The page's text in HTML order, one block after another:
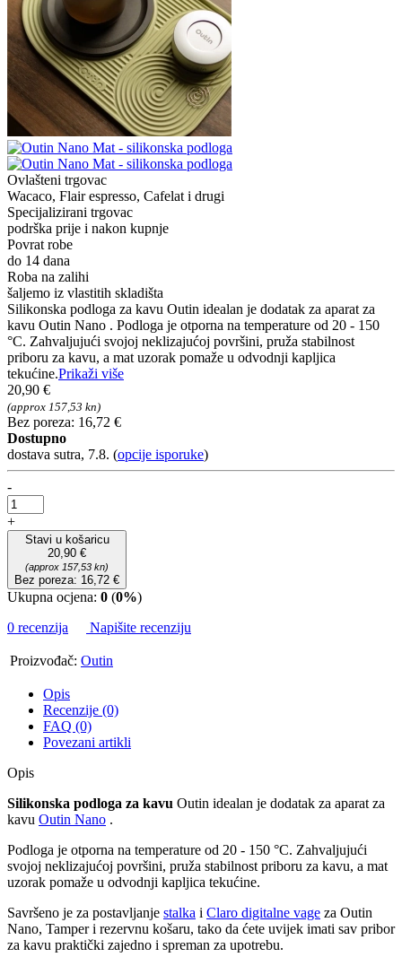
Ovlašteni trgovac
Wacaco, Flair espresso, Cafelat i drugi
Specijalizirani trgovac
podrška prije i nakon kupnje
Povrat robe
do 14 dana
Roba na zalihi
šaljemo iz vlastitih skladišta
Silikonska podloga za kavu Outin idealan je dodatak za aparat za
kavu Outin Nano . Podloga je otporna na temperature od 20 - 150
°C. Zahvaljujući svojoj neklizajućoj površini, pruža stabilnost
priboru za kavu, a mat uzorak pomaže u odvodnji kapljica
tekućine.Prikaži više
20,90 €
(approx 157,53 kn)
Bez poreza: 16,72 €
Dostupno
dostava sutra, 7.8. (opcije isporuke)
-
+
Stavi u košaricu
20,90 €
(approx 157,53 kn)
Bez poreza: 16,72 €
Ukupna ocjena: 0 (0%)
0 recenzija
Napišite recenziju
Proizvođač: Outin
Opis
Recenzije (0)
FAQ (0)
Povezani artikli
Opis
Silikonska podloga za kavu Outin idealan je dodatak za aparat za
kavu Outin Nano .
Podloga je otporna na temperature od 20 - 150 °C. Zahvaljujući
svojoj neklizajućoj površini, pruža stabilnost priboru za kavu, a mat
uzorak pomaže u odvodnji kapljica tekućine.
Savršeno je za postavljanje stalka i Claro digitalne vage za Outin
Nano, Tamper i rezervnu košaru, tako da ćete uvijek imati sav pribor
za kavu praktički zajedno i spreman za upotrebu.